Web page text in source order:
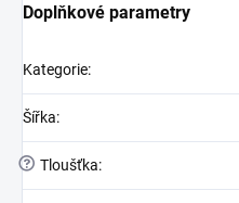
Doplňkové parametry
Kategorie:
Šířka:
? Tloušťka: